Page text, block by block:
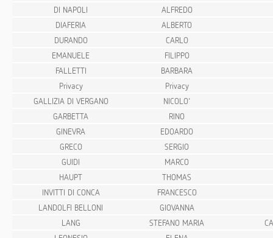
DI NAPOLI
ALFREDO
DIAFERIA
ALBERTO
DURANDO
CARLO
EMANUELE
FILIPPO
FALLETTI
BARBARA
Privacy
Privacy
GALLIZIA DI VERGANO
NICOLO'
GARBETTA
RINO
GINEVRA
EDOARDO
GRECO
SERGIO
GUIDI
MARCO
HAUPT
THOMAS
INVITTI DI CONCA
FRANCESCO
LANDOLFI BELLONI
GIOVANNA
LANG
STEFANO MARIA